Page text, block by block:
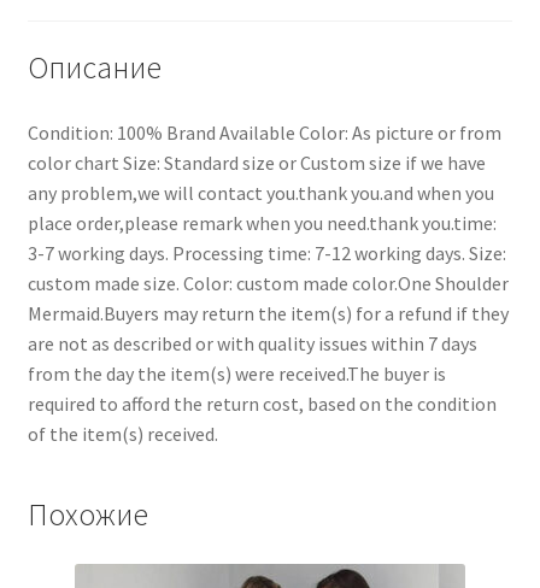
Описание
Condition: 100% Brand Available Color: As picture or from
color chart Size: Standard size or Custom size if we have
any problem,we will contact you.thank you.and when you
place order,please remark when you need.thank you.time:
3-7 working days. Processing time: 7-12 working days. Size:
custom made size. Color: custom made color.One Shoulder
Mermaid.Buyers may return the item(s) for a refund if they
are not as described or with quality issues within 7 days
from the day the item(s) were received.The buyer is
required to afford the return cost, based on the condition
of the item(s) received.
Похожие